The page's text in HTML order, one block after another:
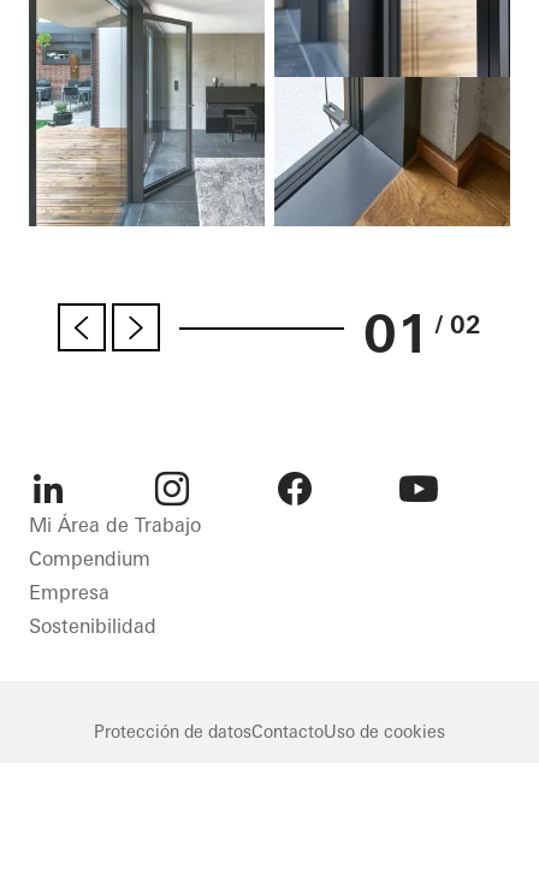
01 / 02
LinkedIn Instagram
Mi Área de Trabajo
Compendium
Empresa
Sostenibilidad
Protección de datosContactoUso de cookies